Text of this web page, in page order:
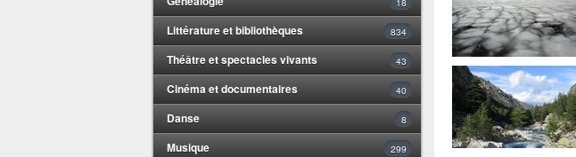
Littérature et bibliothèques 834
Théâtre et spectacles vivants 43
Cinéma et documentaires 40
Danse 8
Musique 299